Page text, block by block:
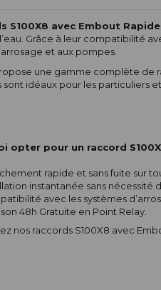
S100X8 avec Embout
Grâce à leur compatibilité
et aux pompes.
une gamme complète de
sont idéaux pour les particuliers
opter pour un raccord
rapide et sans fuite sur
instantanée sans nécessité
avec les systèmes
48h Gratuite en Point Relay.
nos raccords S100X8 avec